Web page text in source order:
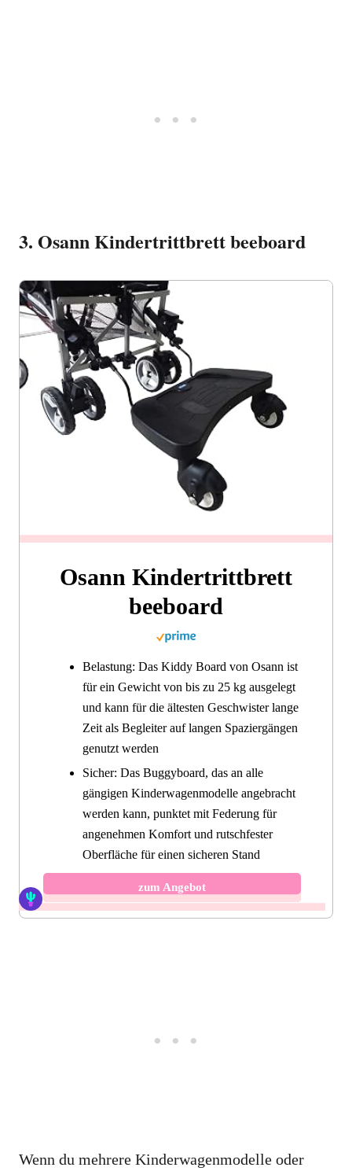
3. Osann Kindertrittbrett beeboard
Osann Kindertrittbrett
beeboard
Belastung: Das Kiddy Board von Osann ist
für ein Gewicht von bis zu 25 kg ausgelegt
und kann für die ältesten Geschwister lange
Zeit als Begleiter auf langen Spaziergängen
genutzt werden
Sicher: Das Buggyboard, das an alle
gängigen Kinderwagenmodelle angebracht
werden kann, punktet mit Federung für
angenehmen Komfort und rutschfester
Oberfläche für einen sicheren Stand
zum Angebot
Wenn du mehrere Kinderwagenmodelle oder